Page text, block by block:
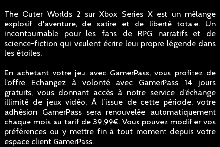
The Outer Worlds 2 sur Xbox Series X est un mélange
explosif d'aventure, de satire et de liberté totale. Un
incontournable pour les fans de RPG narratifs et de
science-fiction qui veulent écrire leur propre légende dans
les étoiles.
En achetant votre jeu avec GamerPass, vous profitez de
l’offre Echangez à volonté avec GamerPass 14 jours
gratuits, vous donnant accès à notre service d’échange
illimité de jeux vidéo. À l’issue de cette période, votre
adhésion GamerPass sera renouvelée automatiquement
chaque mois au tarif de 39,99€. Vous pouvez modifier vos
préférences ou y mettre fin à tout moment depuis votre
espace client GamerPass.